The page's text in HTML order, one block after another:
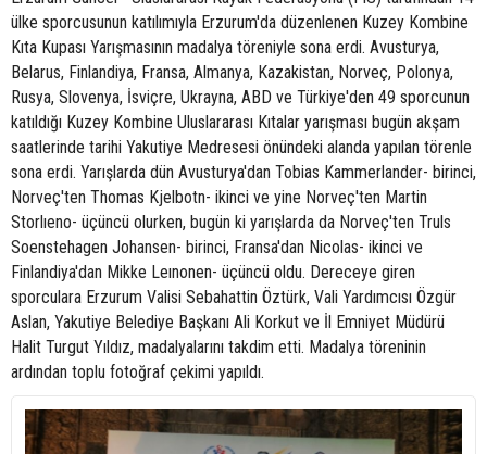
ülke sporcusunun katılımıyla Erzurum'da düzenlenen Kuzey Kombine
Kıta Kupası Yarışmasının madalya töreniyle sona erdi. Avusturya,
Belarus, Finlandiya, Fransa, Almanya, Kazakistan, Norveç, Polonya,
Rusya, Slovenya, İsviçre, Ukrayna, ABD ve Türkiye'den 49 sporcunun
katıldığı Kuzey Kombine Uluslararası Kıtalar yarışması bugün akşam
saatlerinde tarihi Yakutiye Medresesi önündeki alanda yapılan törenle
sona erdi. Yarışlarda dün Avusturya'dan Tobias Kammerlander- birinci,
Norveç'ten Thomas Kjelbotn- ikinci ve yine Norveç'ten Martin
Storlıeno- üçüncü olurken, bugün ki yarışlarda da Norveç'ten Truls
Soenstehagen Johansen- birinci, Fransa'dan Nicolas- ikinci ve
Finlandiya'dan Mikke Leınonen- üçüncü oldu. Dereceye giren
sporculara Erzurum Valisi Sebahattin Öztürk, Vali Yardımcısı Özgür
Aslan, Yakutiye Belediye Başkanı Ali Korkut ve İl Emniyet Müdürü
Halit Turgut Yıldız, madalyalarını takdim etti. Madalya töreninin
ardından toplu fotoğraf çekimi yapıldı.